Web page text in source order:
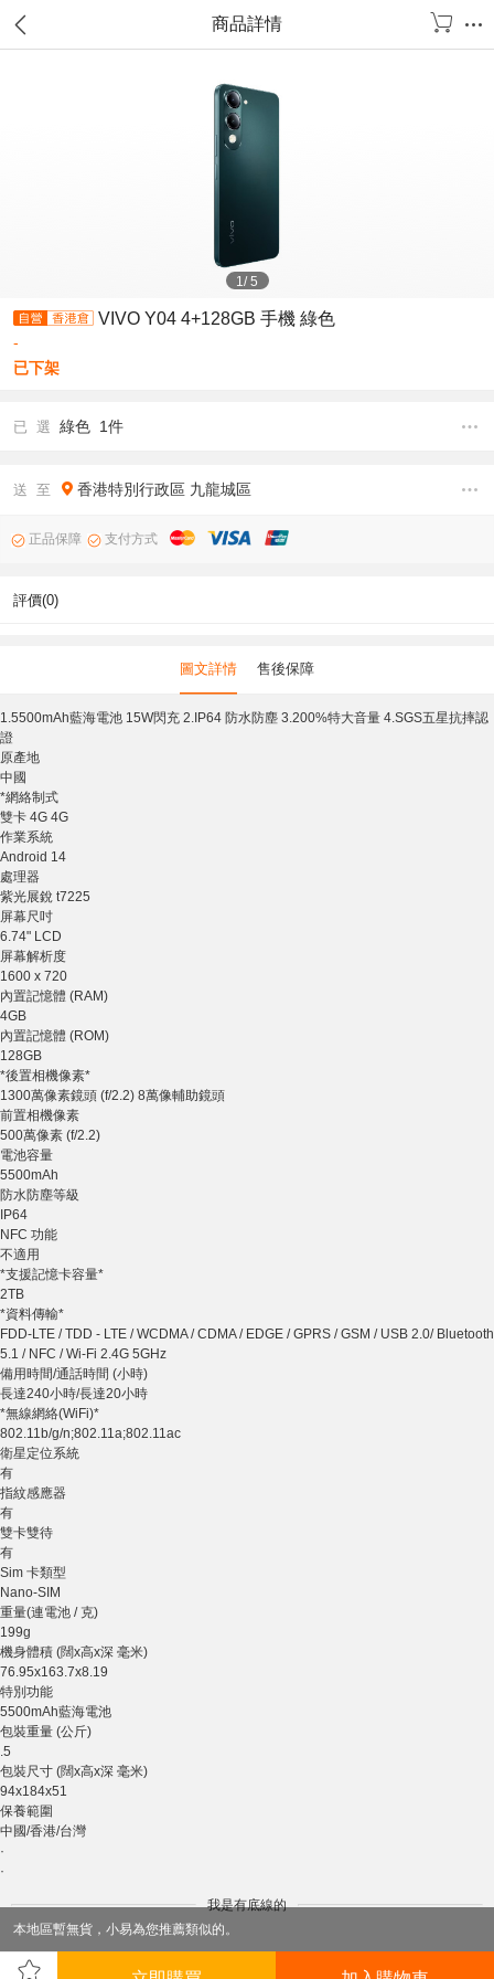
商品詳情
1/5
VIVO Y04 4+128GB 手機 綠色
-
已下架
已 選 綠色 1件
送 至 香港特別行政區 九龍城區
正品保障 支付方式
評價(0)
圖文詳情 售後保障
1.5500mAh藍海電池 15W閃充 2.IP64 防水防塵 3.200%特大音量 4.SGS五星抗摔認
證
原產地
中國
*網絡制式
雙卡 4G 4G
作業系統
Android 14
處理器
紫光展銳 t7225
屏幕尺吋
6.74" LCD
屏幕解析度
1600 x 720
內置記憶體 (RAM)
4GB
內置記憶體 (ROM)
128GB
*後置相機像素*
1300萬像素鏡頭 (f/2.2) 8萬像輔助鏡頭
前置相機像素
500萬像素 (f/2.2)
電池容量
5500mAh
防水防塵等級
IP64
NFC 功能
不適用
*支援記憶卡容量*
2TB
*資料傳輸*
FDD-LTE / TDD - LTE / WCDMA / CDMA / EDGE / GPRS / GSM / USB 2.0/ Bluetooth
5.1 / NFC / Wi-Fi 2.4G 5GHz
備用時間/通話時間 (小時)
長達240小時/長達20小時
*無線網絡(WiFi)*
802.11b/g/n;802.11a;802.11ac
衛星定位系統
有
指紋感應器
有
雙卡雙待
有
Sim 卡類型
Nano-SIM
重量(連電池 / 克)
199g
機身體積 (闊x高x深 毫米)
76.95x163.7x8.19
特別功能
5500mAh藍海電池
包裝重量 (公斤)
.5
包裝尺寸 (闊x高x深 毫米)
94x184x51
保養範圍
中國/香港/台灣
·
·
我是有底線的
本地區暫無貨，小易為您推薦類似的。